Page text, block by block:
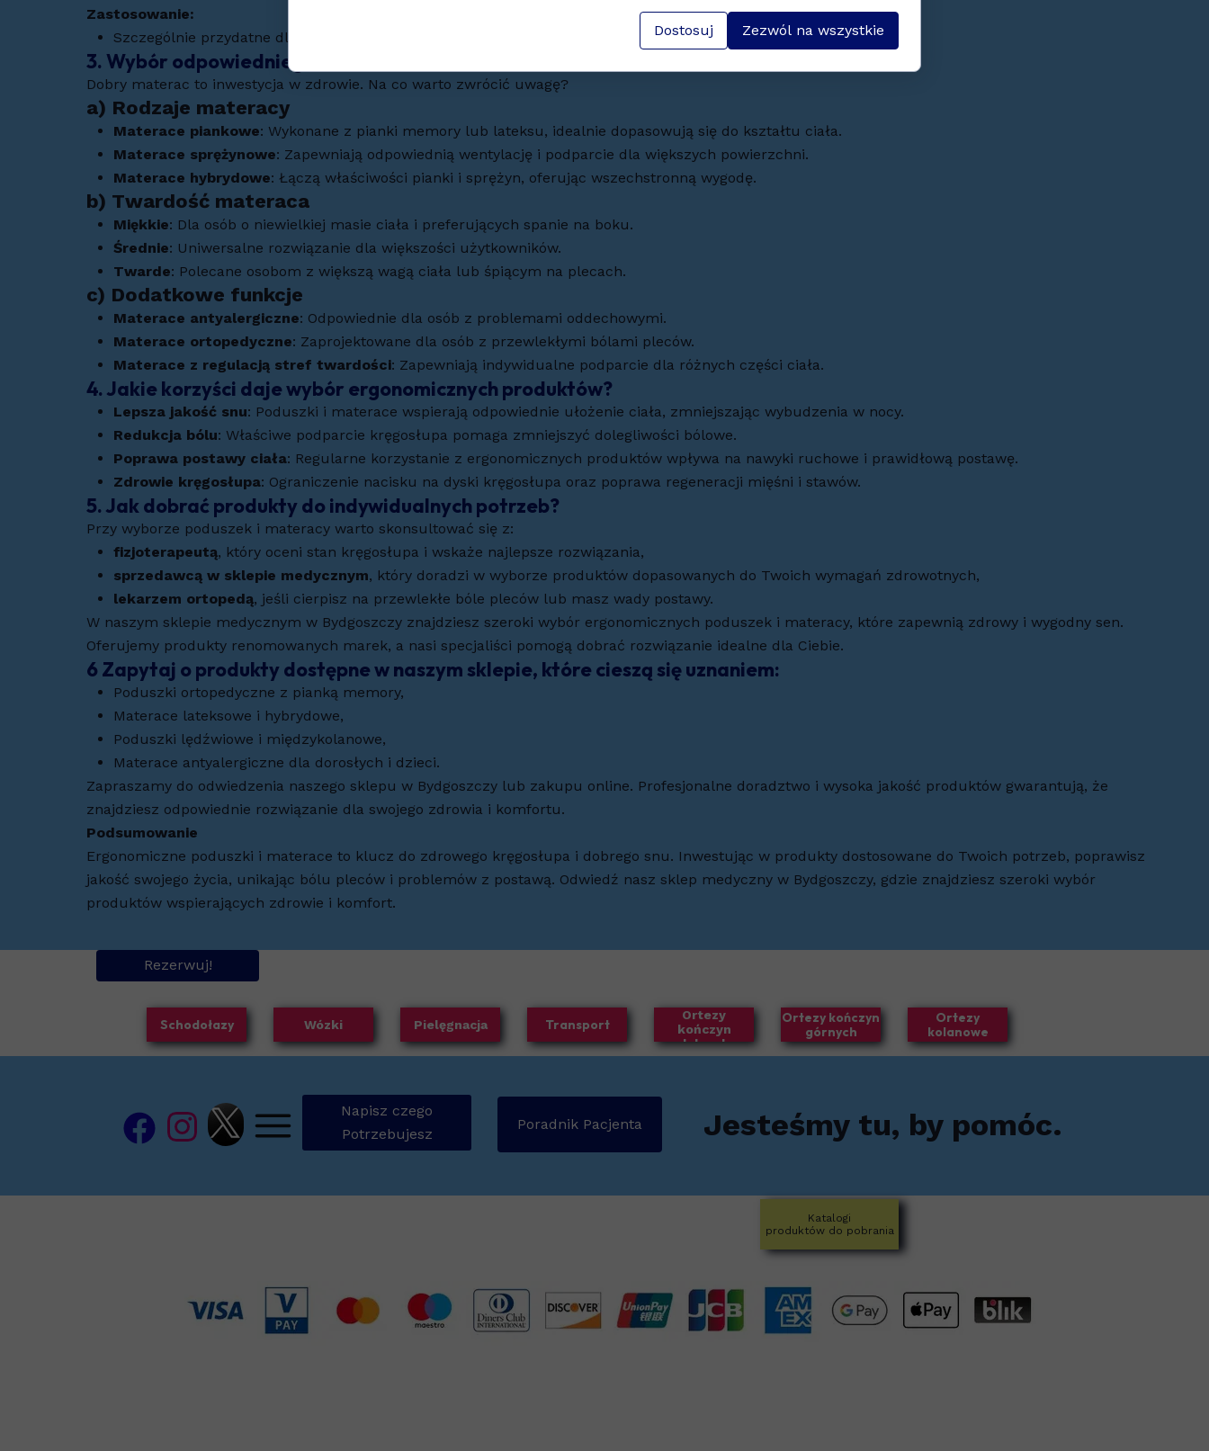
Zastosowanie:
Szczególnie przydatne dla kobiet w ciąży oraz osób z problemami stawów biodrowych.
3. Wybór odpowiedniego materaca
Dobry materac to inwestycja w zdrowie. Na co warto zwrócić uwagę?
a) Rodzaje materacy
Materace piankowe: Wykonane z pianki memory lub lateksu, idealnie dopasowują się do kształtu ciała.
Materace sprężynowe: Zapewniają odpowiednią wentylację i podparcie dla większych powierzchni.
Materace hybrydowe: Łączą właściwości pianki i sprężyn, oferując wszechstronną wygodę.
b) Twardość materaca
Miękkie: Dla osób o niewielkiej masie ciała i preferujących spanie na boku.
Średnie: Uniwersalne rozwiązanie dla większości użytkowników.
Twarde: Polecane osobom z większą wagą ciała lub śpiącym na plecach.
c) Dodatkowe funkcje
Materace antyalergiczne: Odpowiednie dla osób z problemami oddechowymi.
Materace ortopedyczne: Zaprojektowane dla osób z przewlekłymi bólami pleców.
Materace z regulacją stref twardości: Zapewniają indywidualne podparcie dla różnych części ciała.
4. Jakie korzyści daje wybór ergonomicznych produktów?
Lepsza jakość snu: Poduszki i materace wspierają odpowiednie ułożenie ciała, zmniejszając wybudzenia w nocy.
Redukcja bólu: Właściwe podparcie kręgosłupa pomaga zmniejszyć dolegliwości bólowe.
Poprawa postawy ciała: Regularne korzystanie z ergonomicznych produktów wpływa na nawyki ruchowe i prawidłową postawę.
Zdrowie kręgosłupa: Ograniczenie nacisku na dyski kręgosłupa oraz poprawa regeneracji mięśni i stawów.
5. Jak dobrać produkty do indywidualnych potrzeb?
Przy wyborze poduszek i materacy warto skonsultować się z:
fizjoterapeutą, który oceni stan kręgosłupa i wskaże najlepsze rozwiązania,
sprzedawcą w sklepie medycznym, który doradzi w wyborze produktów dopasowanych do Twoich wymagań zdrowotnych,
lekarzem ortopedą, jeśli cierpisz na przewlekłe bóle pleców lub masz wady postawy.
W naszym sklepie medycznym w Bydgoszczy znajdziesz szeroki wybór ergonomicznych poduszek i materacy, które zapewnią zdrowy i wygodny sen.
Oferujemy produkty renomowanych marek, a nasi specjaliści pomogą dobrać rozwiązanie idealne dla Ciebie.
6 Zapytaj o produkty dostępne w naszym sklepie, które cieszą się uznaniem:
Poduszki ortopedyczne z pianką memory,
Materace lateksowe i hybrydowe,
Poduszki lędźwiowe i międzykolanowe,
Materace antyalergiczne dla dorosłych i dzieci.
Zapraszamy do odwiedzenia naszego sklepu w Bydgoszczy lub zakupu online. Profesjonalne doradztwo i wysoka jakość produktów gwarantują, że
znajdziesz odpowiednie rozwiązanie dla swojego zdrowia i komfortu.
Podsumowanie
Ergonomiczne poduszki i materace to klucz do zdrowego kręgosłupa i dobrego snu. Inwestując w produkty dostosowane do Twoich potrzeb, poprawisz
jakość swojego życia, unikając bólu pleców i problemów z postawą. Odwiedź nasz sklep medyczny w Bydgoszczy, gdzie znajdziesz szeroki wybór
produktów wspierających zdrowie i komfort.
Rezerwuj!
Katalogi
produktów do pobrania
Ortezy
kolanowe
Wózki
Ortezy kończyn
górnych
Ortezy
kończyn
dolnych
Transport
Pielęgnacja
Schodołazy
Poradnik Pacjenta Jesteśmy tu, by pomóc.
Napisz czego
Potrzebujesz
Dostosuj Zezwól na wszystkie